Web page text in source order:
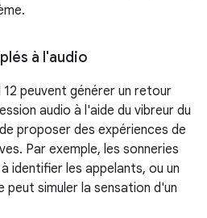
à l'audio
peuvent générer un retour
audio à l'aide du vibreur du
proposer des expériences de
Par exemple, les sonneries
identifier les appelants, ou un
peut simuler la sensation d'un